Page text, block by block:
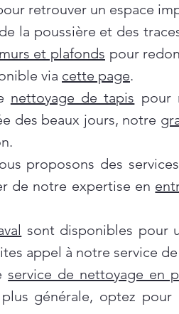
retrouver un espace
la poussière et des
et plafonds pour
via cette page.
nettoyage de tapis pour
des beaux jours, notre
proposons des
de notre expertise en
sont disponibles pour
appel à notre service de
service de nettoyage en
générale, optez pour